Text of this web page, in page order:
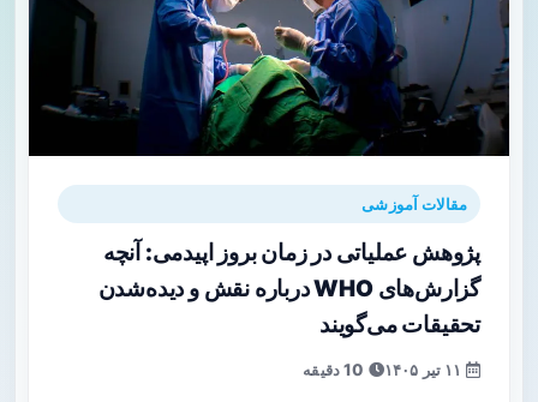
مقالات آموزشی
پژوهش عملیاتی در زمان بروز اپیدمی: آنچه
گزارش‌های WHO درباره نقش و دیده‌شدن
تحقیقات می‌گویند